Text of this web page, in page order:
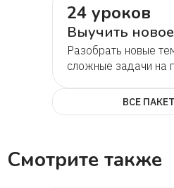
24 уроков
Выучить новое
Разобрать новые
сложные задачи на
ВСЕ
Смотрите также